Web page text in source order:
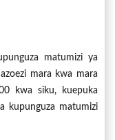
matumizi ya
mara kwa mara
kwa siku, kuepuka
kupunguza matumizi